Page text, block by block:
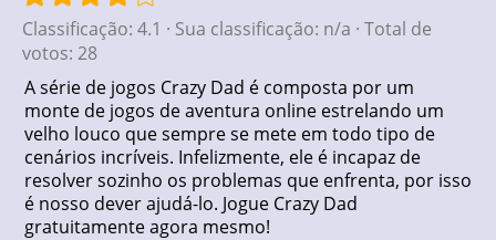
Classificação: 4.1 · Sua classificação: n/a · Total de
votos: 28
A série de jogos Crazy Dad é composta por um
monte de jogos de aventura online estrelando um
velho louco que sempre se mete em todo tipo de
cenários incríveis. Infelizmente, ele é incapaz de
resolver sozinho os problemas que enfrenta, por isso
é nosso dever ajudá-lo. Jogue Crazy Dad
gratuitamente agora mesmo!